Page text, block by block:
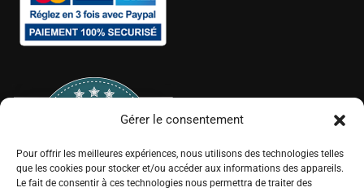
Gérer le consentement
Pour offrir les meilleures expériences, nous utilisons des technologies telles
que les cookies pour stocker et/ou accéder aux informations des appareils.
Le fait de consentir à ces technologies nous permettra de traiter des